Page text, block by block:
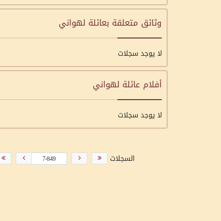
وثائق متعلقة بعائلة لهواني
لا يوجد سجلات
أفلام عائلة لهواني
لا يوجد سجلات
السجلات